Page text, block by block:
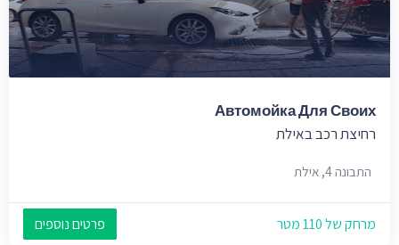
Автомойка Для Своих
רחיצת רכב באילת
התבונה 4, אילת
מרחק של 110 מטר פרטים נוספים